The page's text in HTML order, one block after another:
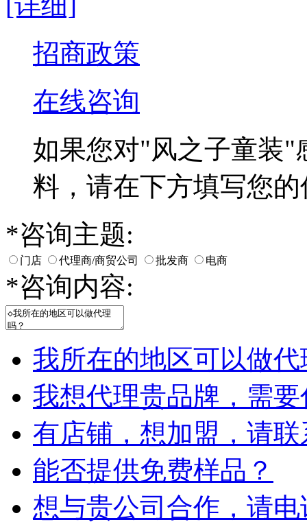
招商政策
在线咨询
如果您对"风之子童装"
料，请在下方填写您
*咨询主题:
门店 代理商/商贸公司 批发商 电商
*咨询内容:
我所在的地区可以做
我想代理贵品牌，需
有店铺，想加盟，请
能否提供免费样品？
想与贵公司合作，请